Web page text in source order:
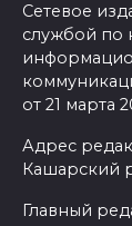
Сетевое
службой по
от 21 марта
Адрес
Кашарский
Главный